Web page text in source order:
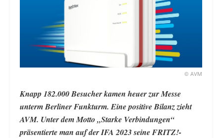
© AVM
Knapp 182.000 Besucher kamen heuer zur Messe
unterm Berliner Funkturm. Eine positive Bilanz zieht
AVM. Unter dem Motto „Starke Verbindungen“
präsentierte man auf der IFA 2023 seine FRITZ!-